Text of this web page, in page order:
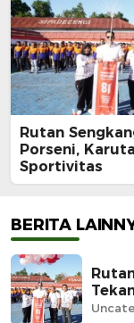
Rutan
Porseni,
Sportivitas
BERITA